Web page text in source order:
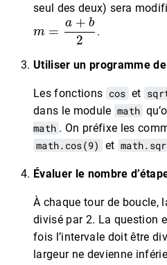
seul des deux) sera
+b 2
.
Utiliser un programme
Les fonctions cos et
dans le module math
math . On préfixe les
math.cos(9) et
Évaluer le nombre
À chaque tour de boucle,
divisé par 2. La question
fois l’intervale doit être
largeur ne devienne